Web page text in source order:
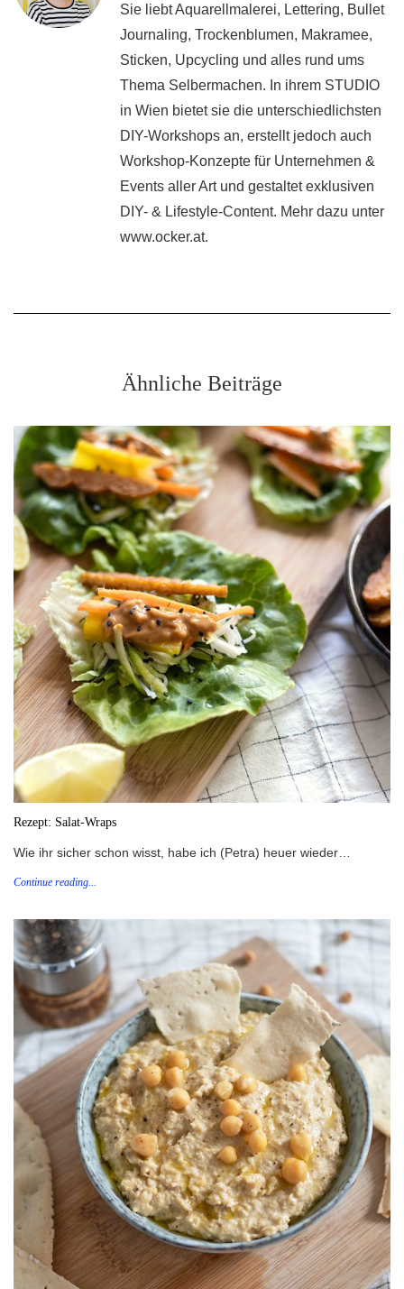
Sie liebt Aquarellmalerei, Lettering, Bullet
Journaling, Trockenblumen, Makramee,
Sticken, Upcycling und alles rund ums
Thema Selbermachen. In ihrem STUDIO
in Wien bietet sie die unterschiedlichsten
DIY-Workshops an, erstellt jedoch auch
Workshop-Konzepte für Unternehmen &
Events aller Art und gestaltet exklusiven
DIY- & Lifestyle-Content. Mehr dazu unter
www.ocker.at.
Ähnliche Beiträge
Rezept: Salat-Wraps
Wie ihr sicher schon wisst, habe ich (Petra) heuer wieder…
Continue reading...